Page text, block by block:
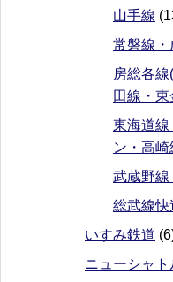
山手線
常磐線・
房総各
田線・
東海道線
ン・高
武蔵野線
総武線快
いすみ鉄道
ニューシャト